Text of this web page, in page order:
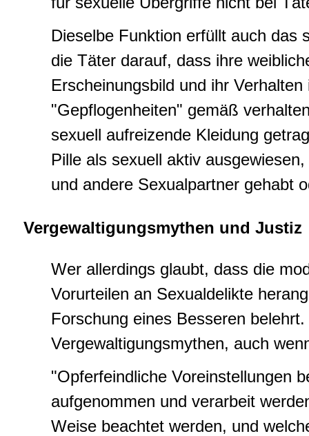
Dieselbe Funktion erfüllt auch das
die Täter darauf, dass ihre
Erscheinungsbild und ihr
"Gepflogenheiten" gemäß
sexuell aufreizende Kleidung
Pille als sexuell aktiv
und andere Sexualpartner gehabt
Vergewaltigungsmythen und Justiz
Wer allerdings glaubt, dass die
Vorurteilen an Sexualdelikte
Forschung eines Besseren
Vergewaltigungsmythen, auch
"Opferfeindliche Voreinstellungen
aufgenommen und verarbeit
Weise beachtet werden, und